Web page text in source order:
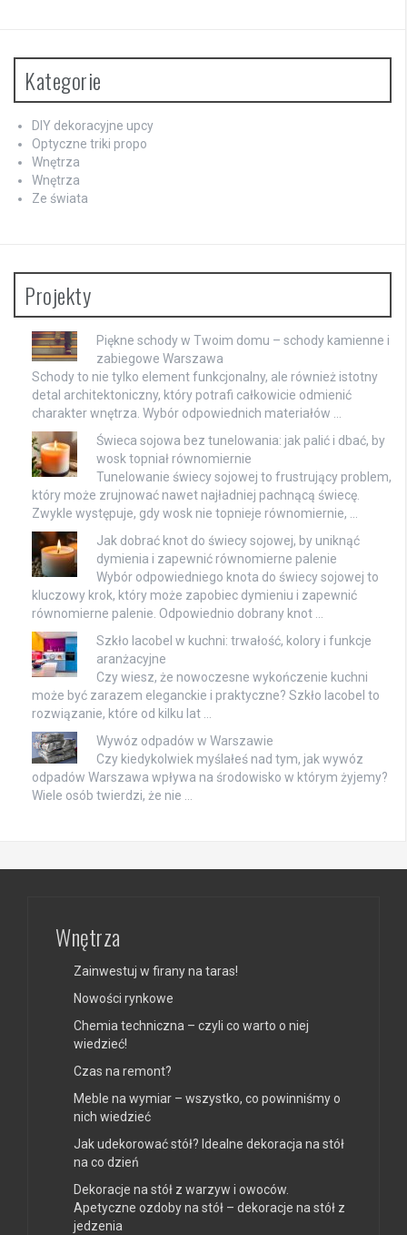
Kategorie
DIY dekoracyjne upcy
Optyczne triki propo
Wnętrza
Wnętrza
Ze świata
Projekty
Piękne schody w Twoim domu – schody kamienne i
zabiegowe Warszawa
Schody to nie tylko element funkcjonalny, ale również istotny
detal architektoniczny, który potrafi całkowicie odmienić
charakter wnętrza. Wybór odpowiednich materiałów …
Świeca sojowa bez tunelowania: jak palić i dbać, by
wosk topniał równomiernie
Tunelowanie świecy sojowej to frustrujący problem,
który może zrujnować nawet najładniej pachnącą świecę.
Zwykle występuje, gdy wosk nie topnieje równomiernie, …
Jak dobrać knot do świecy sojowej, by uniknąć
dymienia i zapewnić równomierne palenie
Wybór odpowiedniego knota do świecy sojowej to
kluczowy krok, który może zapobiec dymieniu i zapewnić
równomierne palenie. Odpowiednio dobrany knot …
Szkło lacobel w kuchni: trwałość, kolory i funkcje
aranżacyjne
Czy wiesz, że nowoczesne wykończenie kuchni
może być zarazem eleganckie i praktyczne? Szkło lacobel to
rozwiązanie, które od kilku lat …
Wywóz odpadów w Warszawie
Czy kiedykolwiek myślałeś nad tym, jak wywóz
odpadów Warszawa wpływa na środowisko w którym żyjemy?
Wiele osób twierdzi, że nie …
Wnętrza
Zainwestuj w firany na taras!
Nowości rynkowe
Chemia techniczna – czyli co warto o niej
wiedzieć!
Czas na remont?
Meble na wymiar – wszystko, co powinniśmy o
nich wiedzieć
Jak udekorować stół? Idealne dekoracja na stół
na co dzień
Dekoracje na stół z warzyw i owoców.
Apetyczne ozdoby na stół – dekoracje na stół z
jedzenia